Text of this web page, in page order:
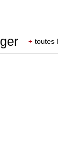
+ toutes